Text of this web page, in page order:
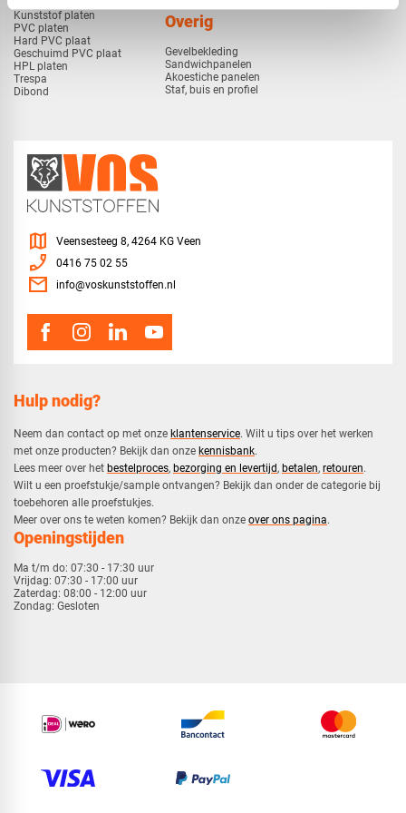
Kunststof platen
PVC platen
Hard PVC plaat
Geschuimd PVC plaat
HPL platen
Trespa
Dibond
Overig
Gevelbekleding
Sandwichpanelen
Akoestiche panelen
Staf, buis en profiel
Hulp nodig?
Neem dan contact op met onze klantenservice. Wilt u tips over het werken
met onze producten? Bekijk dan onze kennisbank.
​Lees meer over het bestelproces, bezorging en levertijd, betalen, retouren.​
​Wilt u een proefstukje/sample ontvangen? Bekijk dan onder de categorie bij
toebehoren alle proefstukjes.
​​Meer over ons te weten komen? Bekijk dan onze over ons pagina.
Openingstijden
Ma t/m do: 07:30 - 17:30 uur
Vrijdag: 07:30 - 17:00 uur
Zaterdag: 08:00 - 12:00 uur
Zondag: Gesloten
map Veensesteeg 8, 4264 KG Veen
phone_enabled 0416 75 02 55
mail info@voskunststoffen.nl